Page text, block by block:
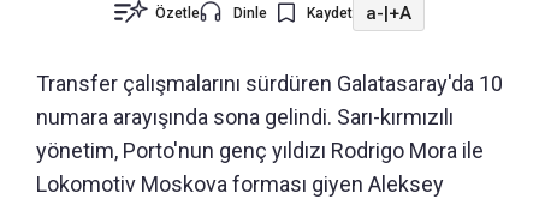
Özetle Dinle Kaydet a-|+A
Transfer çalışmalarını sürdüren Galatasaray'da 10
numara arayışında sona gelindi. Sarı-kırmızılı
yönetim, Porto'nun genç yıldızı Rodrigo Mora ile
Lokomotiv Moskova forması giyen Aleksey